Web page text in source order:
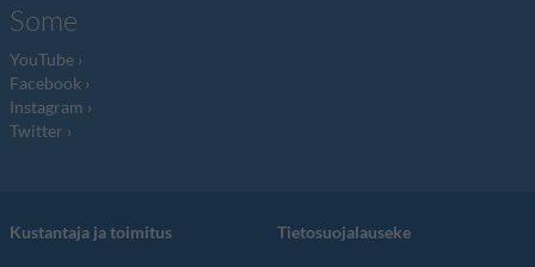
Some
YouTube
Facebook
Instagram
Twitter
Kustantaja ja toimitus Tietosuojalauseke